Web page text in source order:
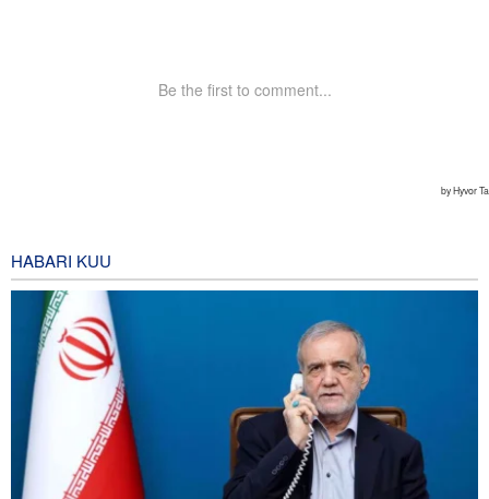
HABARI KUU